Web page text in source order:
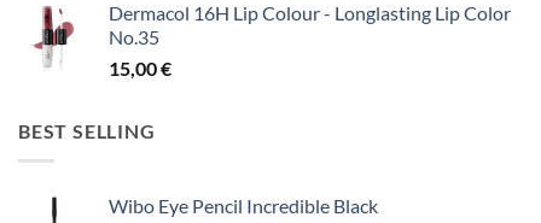
Dermacol 16H Lip Colour - Longlasting Lip Color
No.35
15,00€
BEST SELLING
Wibo Eye Pencil Incredible Black